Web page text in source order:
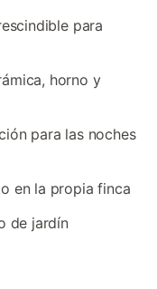
para
horno y
para las noches
en la propia finca
de jardín